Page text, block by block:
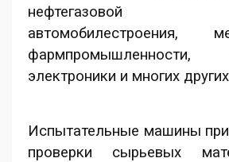
нефтегазовой
автомобилестроения,
фармпромышленности,
электроники и многих
Испытательные машины
проверки сырьевых